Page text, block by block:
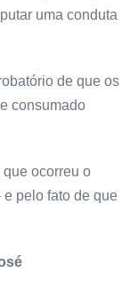
uma conduta
de que os
consumado
ocorreu o
pelo fato de que